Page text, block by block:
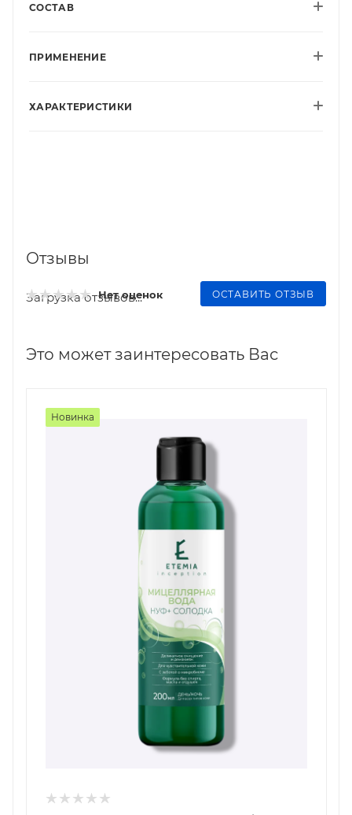
СОСТАВ
ПРИМЕНЕНИЕ
ХАРАКТЕРИСТИКИ
Отзывы
Нет оценок ОСТАВИТЬ ОТЗЫВ
Загрузка отзывов...
Это может заинтересовать Вас
Новинка